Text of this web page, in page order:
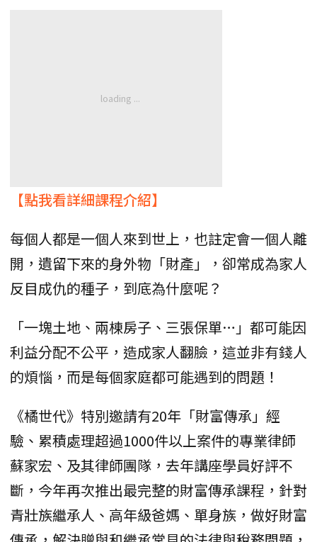
【點我看詳細課程介紹】
每個人都是一個人來到世上，也註定會一個人離
開，遺留下來的身外物「財產」，卻常成為家人
反目成仇的種子，到底為什麼呢？
「一塊土地、兩棟房子、三張保單…」都可能因
利益分配不公平，造成家人翻臉，這並非有錢人
的煩惱，而是每個家庭都可能遇到的問題！
《橘世代》特別邀請有20年「財富傳承」經
驗、累積處理超過1000件以上案件的專業律師
蘇家宏、及其律師團隊，去年講座學員好評不
斷，今年再次推出最完整的財富傳承課程，針對
青壯族繼承人、高年級爸媽、單身族，做好財富